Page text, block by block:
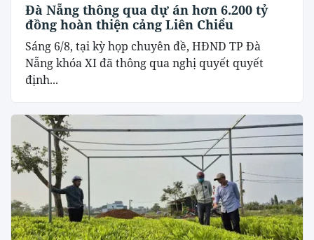
Đà Nẵng thông qua dự án hơn 6.200 tỷ
đồng hoàn thiện cảng Liên Chiểu
Sáng 6/8, tại kỳ họp chuyên đề, HĐND TP Đà
Nẵng khóa XI đã thông qua nghị quyết quyết
định...